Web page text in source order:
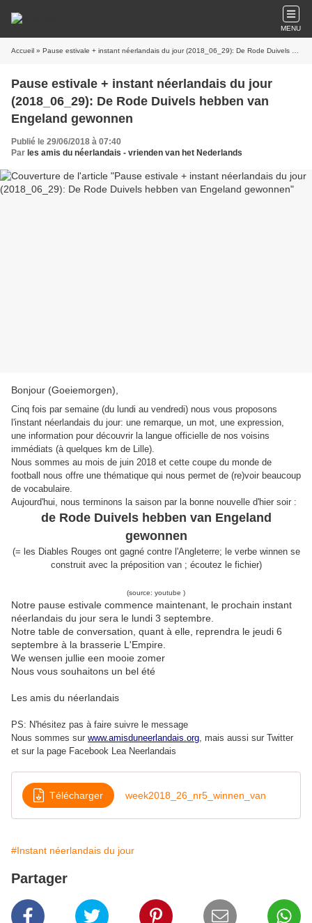
MENU
Accueil » Pause estivale + instant néerlandais du jour (2018_06_29): De Rode Duivels hebben van Engeland gewonnen
Pause estivale + instant néerlandais du jour
(2018_06_29): De Rode Duivels hebben van
Engeland gewonnen
Publié le 29/06/2018 à 07:40
Par les amis du néerlandais - vrienden van het Nederlands
Bonjour (Goeiemorgen),
Cinq fois par semaine (du lundi au vendredi) nous vous proposons
l'instant néerlandais du jour: une remarque, un mot, une expression,
une information pour découvrir la langue officielle de nos voisins
immédiats (à quelques km de Lille).
Nous sommes au mois de juin 2018 et cette coupe du monde de
football nous offre une thématique qui nous permet de (re)voir beaucoup
de vocabulaire.
Aujourd'hui, nous terminons la saison par la bonne nouvelle d'hier soir :
de Rode Duivels hebben van Engeland
gewonnen
(= les Diables Rouges ont gagné contre l'Angleterre; le verbe winnen se
construit avec la préposition van ; écoutez le fichier)
(source: youtube )
Notre pause estivale commence maintenant, le prochain instant
néerlandais du jour sera le lundi 3 septembre.
Notre table de conversation, quant à elle, reprendra le jeudi 6
septembre à la brasserie L'Empire.
We wensen jullie een mooie zomer
Nous vous souhaitons un bel été
Les amis du néerlandais
PS: N'hésitez pas à faire suivre le message
Nous sommes sur www.amisduneerlandais.org, mais aussi sur Twitter
et sur la page Facebook Lea Neerlandais
Télécharger week2018_26_nr5_winnen_van
#Instant néerlandais du jour
Partager